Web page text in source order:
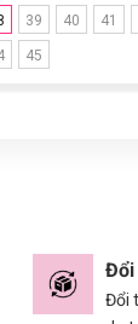
39 40 41
45
Đổi
Đổi